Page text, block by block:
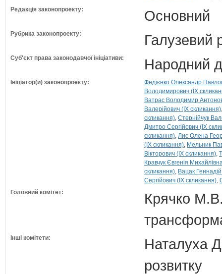
Редакція законопроекту: Основний
Рубрика законопроекту: Галузевий
Суб'єкт права законодавчої ініціативи: Народний
Ініціатор(и) законопроекту:
Федієнко Олександр
Володимирович (IX
Ватрас Володимир
Валерійович (IX скликання)
скликання) Стернійчук
Дмитро Сергійович (IX
скликання) Лис Олена
(IX скликання) Мельник
Вікторович (IX скликання)
Кравчук Євгенія
скликання) Вацак
Сергійович (IX скликання)
Головний комітет:
Крячко
Інші комітети:
Наталуха
розвитку